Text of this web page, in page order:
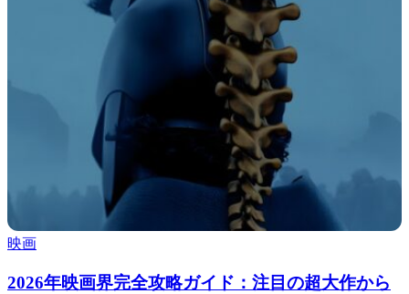
映画
2026年映画界完全攻略ガイド：注目の超大作から